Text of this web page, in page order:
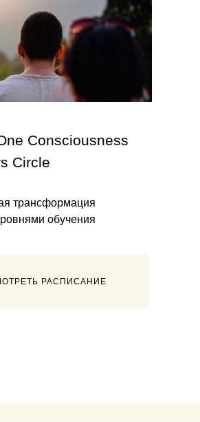
трансформация
обучения
РАСПИСАНИЕ
Consciousness
Circle